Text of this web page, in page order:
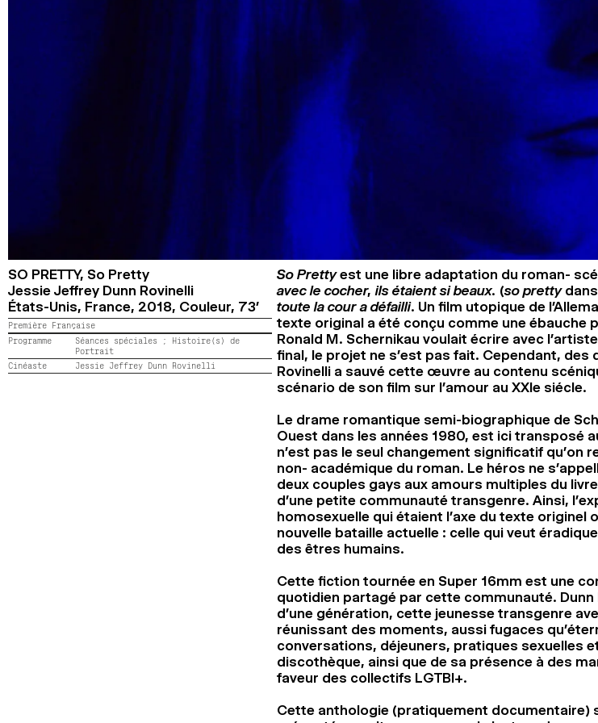
SO PRETTY, So Pretty
Jessie Jeffrey Dunn Rovinelli
États-Unis, France, 2018, Couleur, 73’
Première Française
Programme
Séances spéciales ; Histoire(s) de
Portrait
Cinéaste
Jessie Jeffrey Dunn Rovinelli
So Prettyest une libre adaptation du roman-
avec le cocher, ils étaient si beaux. (so prettydans
toute la cour a défailli. Un film utopique de
texte original a été conçu comme une ébauche
Ronald M. Schernikau voulait écrire avec
final, le projet ne s’est pas fait. Cependant, des
Rovinelli a sauvé cette œuvre au contenu
scénario de son film sur l’amour au XXIe siécle.
Le drame romantique semi-biographique de
Ouest dans les années 1980, est ici transposé
n’est pas le seul changement significatif qu’on
non- académique du roman. Le héros ne
deux couples gays aux amours multiples du
d’une petite communauté transgenre. Ainsi,
homosexuelle qui étaient l’axe du texte originel
nouvelle bataille actuelle : celle qui veut
des êtres humains.
Cette fiction tournée en Super 16mm est une
quotidien partagé par cette communauté.
d’une génération, cette jeunesse transgenre
réunissant des moments, aussi fugaces
conversations, déjeuners, pratiques sexuelles
discothèque, ainsi que de sa présence à des
faveur des collectifs LGTBI+.
Cette anthologie (pratiquement documentaire)